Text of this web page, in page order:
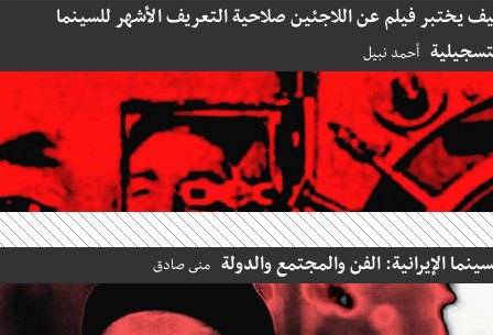
فيلم عن اللاجئين صلاحية التعريف الأشهر للسينما
أحمد نبيل
الإيرانية: الفن والمجتمع والدولة منى صادق